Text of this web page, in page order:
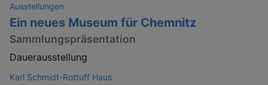
Ausstellungen
Ein neues Museum für Chemnitz
Sammlungspräsentation
Dauerausstellung
Karl Schmidt-Rottuff Haus